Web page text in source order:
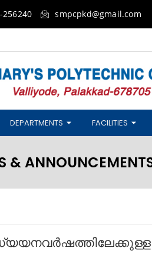
256240 smpcpkd@gmail.com
DEPARTMENTS FACILITIES
&